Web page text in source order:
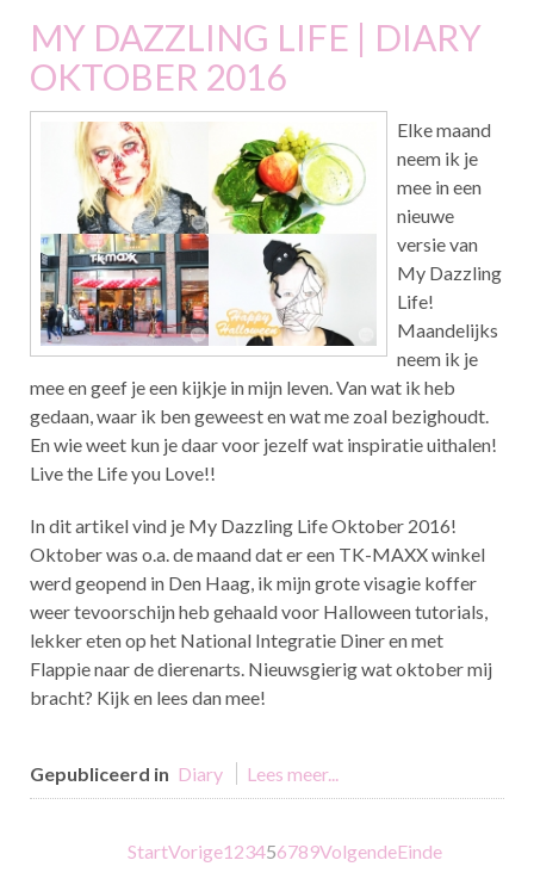
MY DAZZLING LIFE | DIARY
OKTOBER 2016
Elke maand
neem ik je
mee in een
nieuwe
versie van
My Dazzling
Life!
Maandelijks
neem ik je
mee en geef je een kijkje in mijn leven. Van wat ik heb
gedaan, waar ik ben geweest en wat me zoal bezighoudt.
En wie weet kun je daar voor jezelf wat inspiratie uithalen!
Live the Life you Love!!
In dit artikel vind je My Dazzling Life Oktober 2016!
Oktober was o.a. de maand dat er een TK-MAXX winkel
werd geopend in Den Haag, ik mijn grote visagie koffer
weer tevoorschijn heb gehaald voor Halloween tutorials,
lekker eten op het National Integratie Diner en met
Flappie naar de dierenarts. Nieuwsgierig wat oktober mij
bracht? Kijk en lees dan mee!
Gepubliceerd in Diary Lees meer...
StartVorige1 23456789VolgendeEinde